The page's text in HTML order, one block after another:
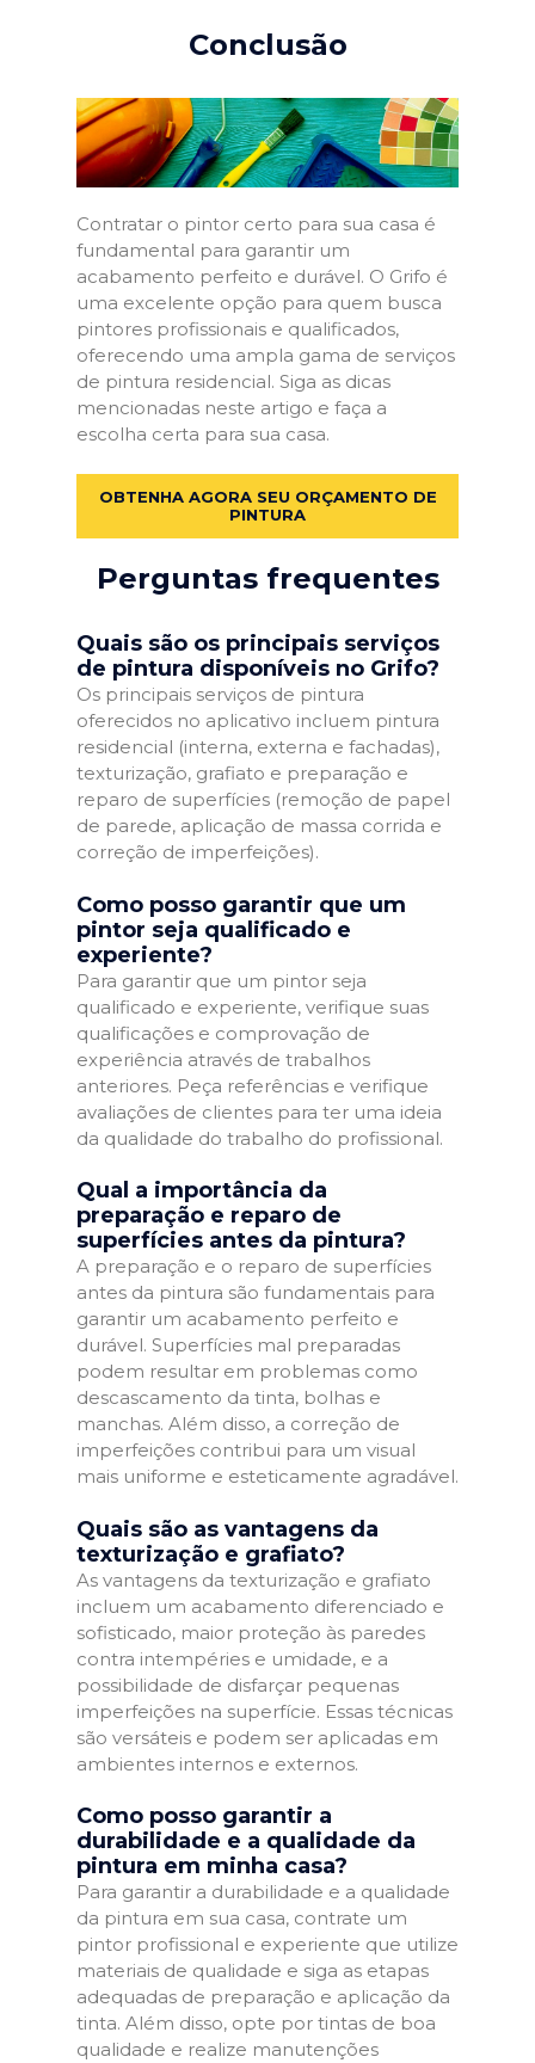
Conclusão
Contratar o pintor certo para sua casa é
fundamental para garantir um
acabamento perfeito e durável. O Grifo é
uma excelente opção para quem busca
pintores profissionais e qualificados,
oferecendo uma ampla gama de serviços
de pintura residencial. Siga as dicas
mencionadas neste artigo e faça a
escolha certa para sua casa.
OBTENHA AGORA SEU ORÇAMENTO DE
PINTURA
Perguntas frequentes
Quais são os principais serviços
de pintura disponíveis no Grifo?
Os principais serviços de pintura
oferecidos no aplicativo incluem pintura
residencial (interna, externa e fachadas),
texturização, grafiato e preparação e
reparo de superfícies (remoção de papel
de parede, aplicação de massa corrida e
correção de imperfeições).
Como posso garantir que um
pintor seja qualificado e
experiente?
Para garantir que um pintor seja
qualificado e experiente, verifique suas
qualificações e comprovação de
experiência através de trabalhos
anteriores. Peça referências e verifique
avaliações de clientes para ter uma ideia
da qualidade do trabalho do profissional.
Qual a importância da
preparação e reparo de
superfícies antes da pintura?
A preparação e o reparo de superfícies
antes da pintura são fundamentais para
garantir um acabamento perfeito e
durável. Superfícies mal preparadas
podem resultar em problemas como
descascamento da tinta, bolhas e
manchas. Além disso, a correção de
imperfeições contribui para um visual
mais uniforme e esteticamente agradável.
Quais são as vantagens da
texturização e grafiato?
As vantagens da texturização e grafiato
incluem um acabamento diferenciado e
sofisticado, maior proteção às paredes
contra intempéries e umidade, e a
possibilidade de disfarçar pequenas
imperfeições na superfície. Essas técnicas
são versáteis e podem ser aplicadas em
ambientes internos e externos.
Como posso garantir a
durabilidade e a qualidade da
pintura em minha casa?
Para garantir a durabilidade e a qualidade
da pintura em sua casa, contrate um
pintor profissional e experiente que utilize
materiais de qualidade e siga as etapas
adequadas de preparação e aplicação da
tinta. Além disso, opte por tintas de boa
qualidade e realize manutenções